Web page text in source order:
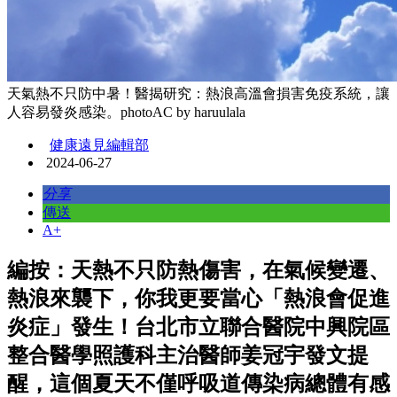
天氣熱不只防中暑！醫揭研究：熱浪高溫會損害免疫系統，讓
人容易發炎感染。photoAC by haruulala
健康遠見編輯部
2024-06-27
分享
傳送
A+
編按：天熱不只防熱傷害，在氣候變遷、
熱浪來襲下，你我更要當心「熱浪會促進
炎症」發生！台北市立聯合醫院中興院區
整合醫學照護科主治醫師姜冠宇發文提
醒，這個夏天不僅呼吸道傳染病總體有感